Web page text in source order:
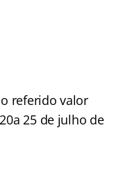
referido valor
25 de julho de